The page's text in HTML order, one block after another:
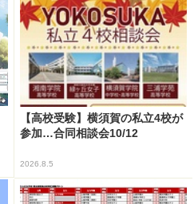
【高校受験】横須賀の私立4校が
参加…合同相談会10/12
2026.8.5